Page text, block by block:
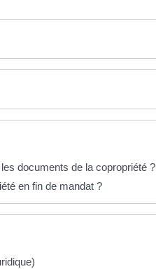
documents de la copropriété ?
en fin de mandat ?